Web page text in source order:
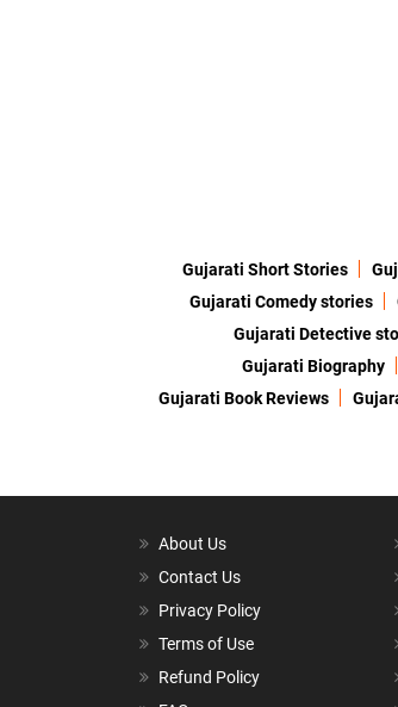
Gujarati Short Stories
Gujarati Comedy stories
Gujarati Detective
Gujarati Biography
Gujarati Book Reviews
About Us
Contact Us
Privacy Policy
Terms of Use
Refund Policy